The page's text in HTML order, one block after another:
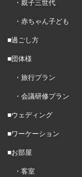
・親子三世代
・赤ちゃん子ども
■過ごし方
■団体様
・旅行プラン
・会議研修プラン
■ウェディング
■ワーケーション
■お部屋
・客室